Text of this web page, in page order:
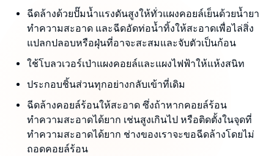
ฉีดล้างด้วยปั๊มน้ำแรงดันสูงให้ทั่วแผงคอยล์เย็นด้วยน้ำยา
ทำความสะอาด และฉีดอัดท่อน้ำทิ้งให้สะอาดเพื่อไล่สิ่ง
แปลกปลอบหรือฝุ่นที่อาจะสะสมและจับตัวเป็นก้อน
ใช้โบลวเวอร์เป่าแผงคอยล์และแผงไฟฟ้าให้แห้งสนิท
ประกอบชิ้นส่วนทุกอย่างกลับเข้าที่เดิม
ฉีดล้างคอยล์ร้อนให้สะอาด ซึ่งถ้าหากคอยล์ร้อน
ทำความสะอาดได้ยาก เช่นสูงเกินไป หรือติดตั้งในจุดที่
ทำความสะอาดได้ยาก ช่างของเราจะขอฉีดล้างโดยไม่
ถอดคอยล์ร้อน